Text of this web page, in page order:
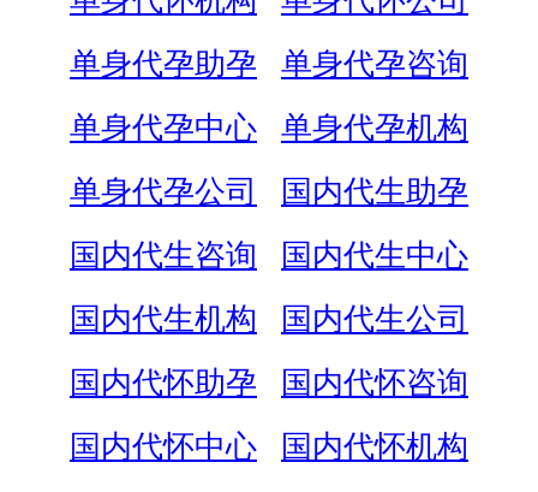
单身代孕助孕
单身代孕咨询
单身代孕中心
单身代孕机构
单身代孕公司
国内代生助孕
国内代生咨询
国内代生中心
国内代生机构
国内代生公司
国内代怀助孕
国内代怀咨询
国内代怀中心
国内代怀机构